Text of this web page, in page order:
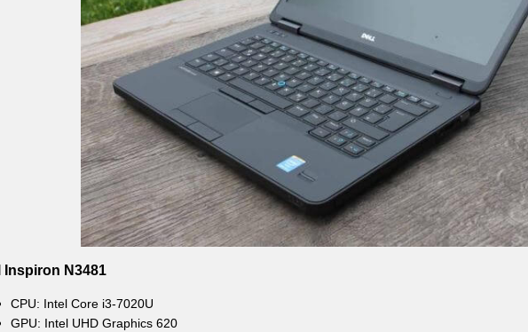
Inspiron N3481
CPU: Intel Core i3-7020U
GPU: Intel UHD Graphics 620